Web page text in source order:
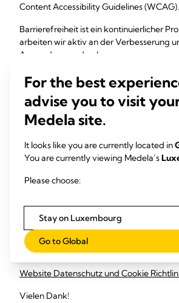
Content Accessibility Guidelines (WCAG).
Barrierefreiheit ist ein kontinuierlicher
arbeiten wir aktiv an der Verbesserung
Anwendungen durch:
• Integration von Barrierefreiheit in
Richtlinien und Prozessen.
• Stärkung unserer Teams durch Schulung.
Verbesserungen.
Wir sind für Sie da
oder Vorschläge zur Verbesserung
von Ihnen zu hören.
Kontaktieren Sie uns unter:
Website Datenschutz und Cookie
Vielen Dank!
For the best
advise you to visit
Medela site.
It looks like you are currently located in
You are currently viewing Medela’s
Please choose:
Stay on Luxembourg
Go to Global